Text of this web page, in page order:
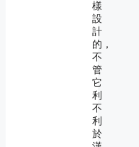
樣
設
計
的，
不
管
它
利
不
利
於